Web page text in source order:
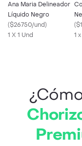
Ana Maria Delineador
Líquido Negro
($26750/und)
1 X 1 Und
(
1